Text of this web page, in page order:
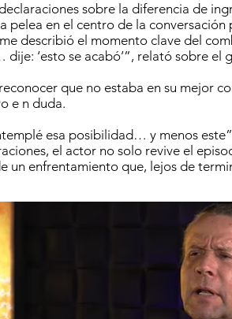
sobre la diferencia de
pelea en el centro de la
describió el momento clave del
dije: ‘esto se acabó’”, relató sobre el
que no estaba en su mejor
e n duda.
esa posibilidad… y menos
el actor no solo revive el
un enfrentamiento que, lejos de